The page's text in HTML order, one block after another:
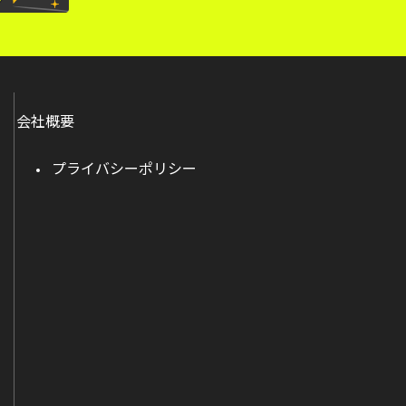
会社概要
プライバシーポリシー